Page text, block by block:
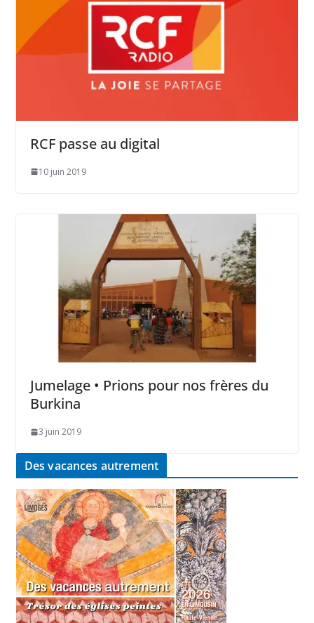
RCF passe au digital
10 juin 2019
Jumelage • Prions pour nos frères du
Burkina
3 juin 2019
Des vacances autrement